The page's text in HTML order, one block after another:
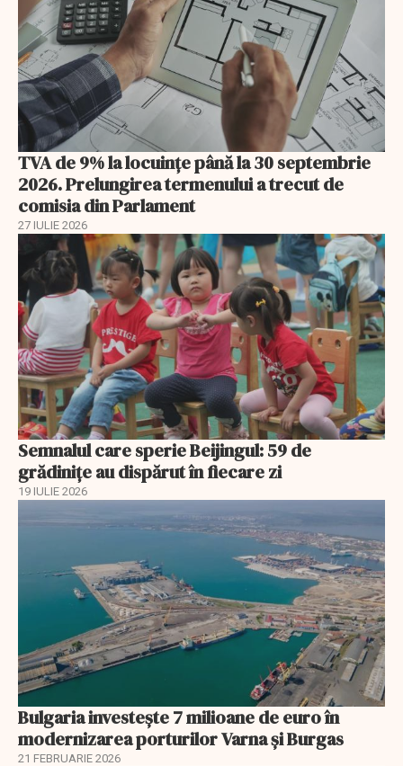
TVA de 9% la locuințe până la 30 septembrie
2026. Prelungirea termenului a trecut de
comisia din Parlament
27 IULIE 2026
Semnalul care sperie Beijingul: 59 de
grădinițe au dispărut în fiecare zi
19 IULIE 2026
Bulgaria investește 7 milioane de euro în
modernizarea porturilor Varna și Burgas
21 FEBRUARIE 2026